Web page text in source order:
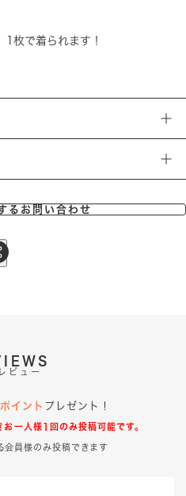
1枚で着られます！
るお問い合わせ
ビュー
イント プレゼント！
一人様1回のみ投稿可能です。
会員様のみ投稿できます